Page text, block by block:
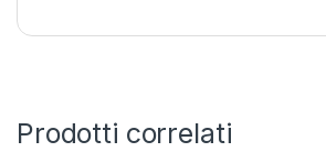
Prodotti correlati